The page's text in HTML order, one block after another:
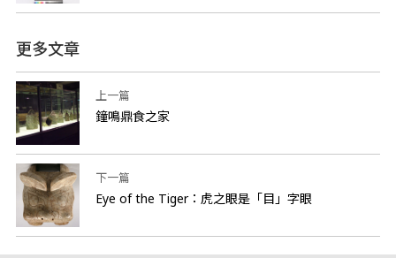
更多文章
上一篇
鐘鳴鼎食之家
下一篇
Eye of the Tiger：虎之眼是「目」字眼